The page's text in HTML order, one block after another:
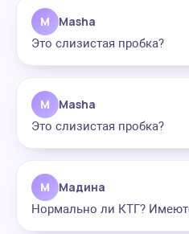
M Masha
Это слизистая пробка?
M Masha
Это слизистая пробка?
М Мадина
Нормально ли КТГ?